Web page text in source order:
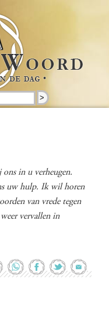
>
in u verheugen.
uw hulp. Ik wil horen
van vrede tegen
vervallen in